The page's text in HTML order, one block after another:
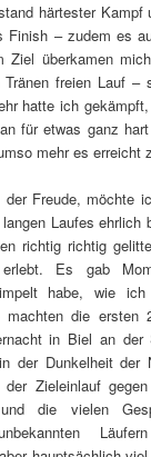
härtester Kampf
– zudem es
Ziel überkamen
freien Lauf –
hatte ich
für etwas ganz
mehr es erreicht
Freude, möchte
Laufes ehrlich
richtig richtig
erlebt. Es gab
habe, wie
machten die ersten
in Biel an der
der Dunkelheit der
Zieleinlauf
die vielen